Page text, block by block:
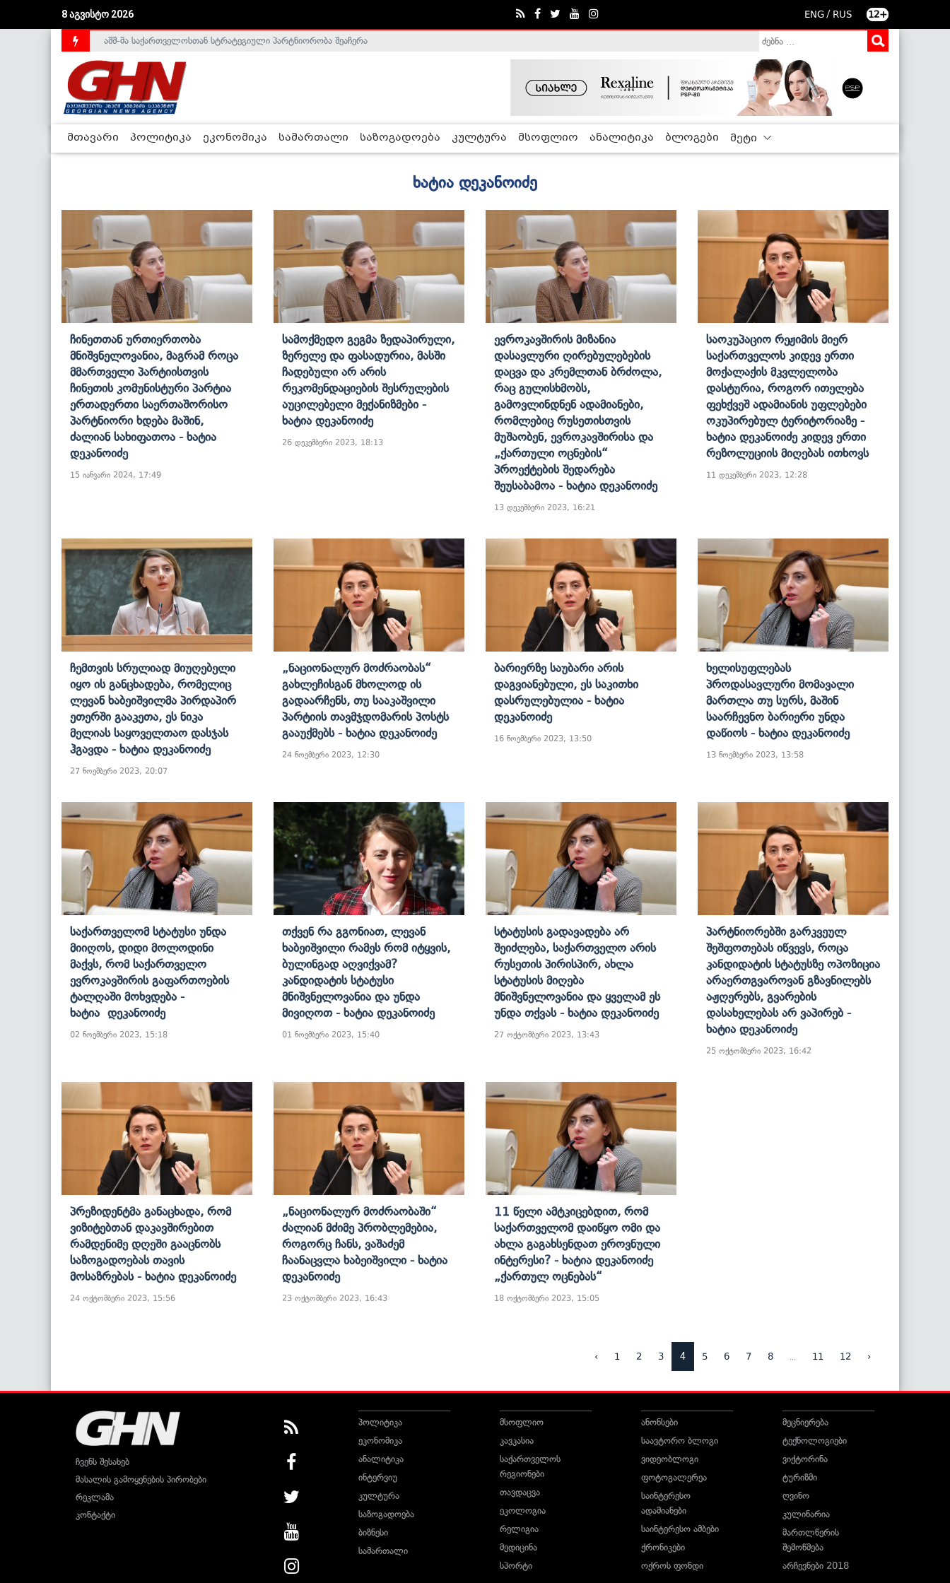
8 აგვისტო 2026 ENG / RUS 12+
მთავარი პოლიტიკა ეკონომიკა სამართალი საზოგადოება კულტურა მსოფლიო ანალიტიკა ბლოგები მეტი
ხატია დეკანოიძე
Ჩინეთთან Ურთიერთობა
Მნიშვნელოვანია, Მაგრამ Როცა
Მმართველი Პარტიისთვის
Ჩინეთის Კომუნისტური Პარტია
Ერთადერთი Საერთაშორისო
Პარტნიორი Ხდება Მაშინ,
Ძალიან Სახიფათოა - Ხატია
Დეკანოიძე
15 იანვარი 2024, 17:49
Სამოქმედო Გეგმა Ზედაპირული,
Ზერელე Და Ფასადურია, Მასში
Ჩადებული Არ Არის
Რეკომენდაციების Შესრულების
Აუცილებელი Მექანიზმები -
Ხატია Დეკანოიძე
26 დეკემბერი 2023, 18:13
Ევროკავშირის Მიზანია
Დასავლური Ღირებულებების
Დაცვა Და Კრემლთან Ბრძოლა,
Რაც Გულისხმობს,
Გამოვლინდნენ Ადამიანები,
Რომლებიც Რუსეთისთვის
Მუშაობენ, Ევროკავშირისა Და
„ქართული Ოცნების“
Პროექტების Შედარება
Შეუსაბამოა - Ხატია Დეკანოიძე
13 დეკემბერი 2023, 16:21
Საოკუპაციო Რეჟიმის Მიერ
Საქართველოს Კიდევ Ერთი
Მოქალაქის Მკვლელობა
Დასტურია, Როგორ Ითელება
Ფეხქვეშ Ადამიანის Უფლებები
Ოკუპირებულ Ტერიტორიაზე -
Ხატია Დეკანოიძე Კიდევ Ერთი
Რეზოლუციის Მიღებას Ითხოვს
11 დეკემბერი 2023, 12:28
Ჩემთვის Სრულიად Მიუღებელი
Იყო Ის Განცხადება, Რომელიც
Ლევან Ხაბეიშვილმა Პირდაპირ
Ეთერში Გააკეთა, Ეს Ნიკა
Მელიას Საყოველთაო Დასჯას
Ჰგავდა - Ხატია Დეკანოიძე
27 ნოემბერი 2023, 20:07
„ნაციონალურ Მოძრაობას“
Გახლეჩისგან Მხოლოდ Ის
Გადაარჩენს, Თუ Სააკაშვილი
Პარტიის Თავმჯდომარის Პოსტს
Გააუქმებს - Ხატია Დეკანოიძე
24 ნოემბერი 2023, 12:30
Ბარიერზე Საუბარი Არის
Დაგვიანებული, Ეს Საკითხი
Დასრულებულია - Ხატია
Დეკანოიძე
16 ნოემბერი 2023, 13:50
Ხელისუფლებას
Პროდასავლური Მომავალი
Მართლა Თუ Სურს, Მაშინ
Საარჩევნო Ბარიერი Უნდა
Დაწიოს - Ხატია Დეკანოიძე
13 ნოემბერი 2023, 13:58
Საქართველომ Სტატუსი Უნდა
Მიიღოს, Დიდი Მოლოდინი
Მაქვს, Რომ Საქართველო
Ევროკავშირის Გაფართოების
Ტალღაში Მოხვდება -
Ხატია Დეკანოიძე
02 ნოემბერი 2023, 15:18
Თქვენ Რა Გგონიათ, Ლევან
Ხაბეიშვილი Რამეს Რომ Იტყვის,
Ბულინგად Აღვიქვამ?
Კანდიდატის Სტატუსი
Მნიშვნელოვანია Და Უნდა
Მივიღოთ - Ხატია Დეკანოიძე
01 ნოემბერი 2023, 15:40
Სტატუსის Გადავადება Არ
Შეიძლება, Საქართველო Არის
Რუსეთის Პირისპირ, Ახლა
Სტატუსის Მიღება
Მნიშვნელოვანია Და Ყველამ Ეს
Უნდა Თქვას - Ხატია Დეკანოიძე
27 ოქტომბერი 2023, 13:43
Პარტნიორებში Გარკვეულ
Შეშფოთებას Იწვევს, Როცა
Კანდიდატის Სტატუსზე Ოპოზიცია
Არაერთგვაროვან Გზავნილებს
Აჟღერებს, Გვარების
Დასახელებას Არ Ვაპირებ -
Ხატია Დეკანოიძე
25 ოქტომბერი 2023, 16:42
Პრეზიდენტმა Განაცხადა, Რომ
Ვიზიტებთან Დაკავშირებით
Რამდენიმე Დღეში Გააცნობს
Საზოგადოებას Თავის
Მოსაზრებას - Ხატია Დეკანოიძე
24 ოქტომბერი 2023, 15:56
„ნაციონალურ Მოძრაობაში“
Ძალიან Მძიმე Პრობლემებია,
Როგორც Ჩანს, Ვაშაძემ
Ჩაანაცვლა Ხაბეიშვილი - Ხატია
Დეკანოიძე
23 ოქტომბერი 2023, 16:43
11 Წელი Ამტკიცებდით, Რომ
Საქართველომ Დაიწყო Ომი Და
Ახლა Გაგახსენდათ Ეროვნული
Ინტერესი? - Ხატია Დეკანოიძე
„ქართულ Ოცნებას“
18 ოქტომბერი 2023, 15:05
‹ 1 2 3 4 5 6 7 8 11 12 ›
ჩვენს შესახებ
მასალის გამოყენების პირობები
რეკლამა
კონტაქტი
პოლიტიკა
ეკონომიკა
ანალიტიკა
ინტერვიუ
კულტურა
საზოგადოება
ბიზნესი
სამართალი
მსოფლიო
კავკასია
საქართველოს
რეგიონები
თავდაცვა
ეკოლოგია
რელიგია
მედიცინა
სპორტი
ანონსები
საავტორო ბლოგი
ვიდეობლოგი
ფოტოგალერეა
საინტერესო
ადამიანები
საინტერესო ამბები
ქრონიკები
ოქროს ფონდი
მეცნიერება
ტექნოლოგიები
ვიქტორინა
ტურიზმი
ღვინო
კულინარია
მართლწერის
შემოწმება
არჩევნები 2018